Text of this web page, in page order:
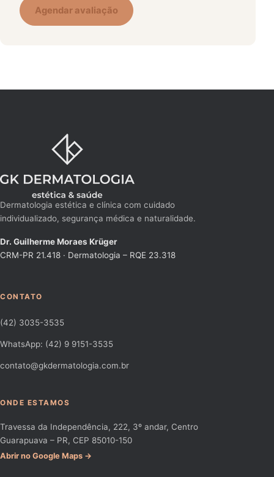
Agendar avaliação
Dermatologia estética e clínica com cuidado
individualizado, segurança médica e naturalidade.
Dr. Guilherme Moraes Krüger
CRM-PR 21.418 · Dermatologia – RQE 23.318
CONTATO
(42) 3035-3535
WhatsApp: (42) 9 9151-3535
contato@gkdermatologia.com.br
ONDE ESTAMOS
Travessa da Independência, 222, 3º andar, Centro
Guarapuava – PR, CEP 85010-150
Abrir no Google Maps